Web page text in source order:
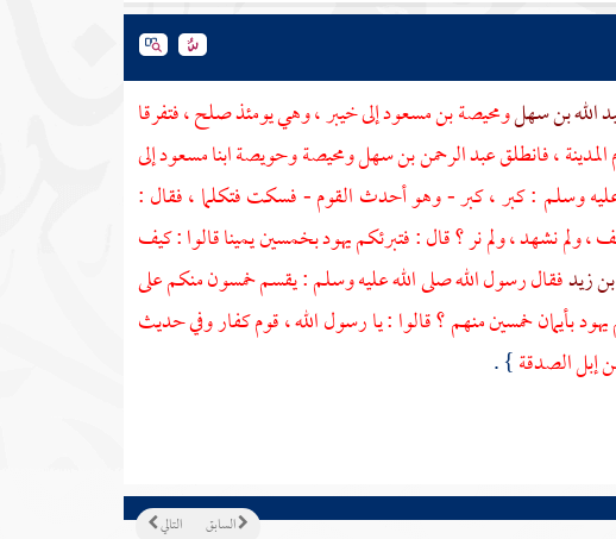
الله بن سهلومحيصة بن مسعودإلىخيبر، وهي يومئذ صلح ، فتفرقا
المدينة، فانطلقعبد الرحمن بن سهلومحيصةوحويصةابنا مسعود إلى
عليه وسلم : كبر ، كبر - وهو أحدث القوم - فسكت فتكلما ، فقال :
نشهد ، ولم نر ؟ قال : فتبرئكم يهود بخمسين يمينا قالوا : كيف
زيدفقال رسول الله صلى الله عليه وسلم : يقسم خمسون منكم على
بأيمان خمسين منهم ؟ قالوا : يا رسول الله ، قوم كفار وفي حديث
إبل الصدقة} .
التالي السابق